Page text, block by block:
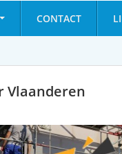
CONTACT
Vlaanderen